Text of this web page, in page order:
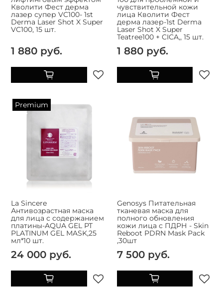
Кволити Фест дерма
лазер супер VC100- 1st
Derma Laser Shot X Super
VC100, 15 шт.
1 880 руб.
чувствительной кожи
лица Кволити Фест
дерма лазер-1st Derma
Laser Shot X Super
Teatree100 + CICA,, 15 шт.
1 880 руб.
Premium
La Sincere
Антивозрастная маска
для лица с содержанием
платины-AQUA GEL PT
PLATINUM GEL MASK,25
мл*10 шт.
24 000 руб.
Genosys Питательная
тканевая маска для
полного обновления
кожи лица с ПДРН - Skin
Reboot PDRN Mask Pack
,30шт
7 500 руб.